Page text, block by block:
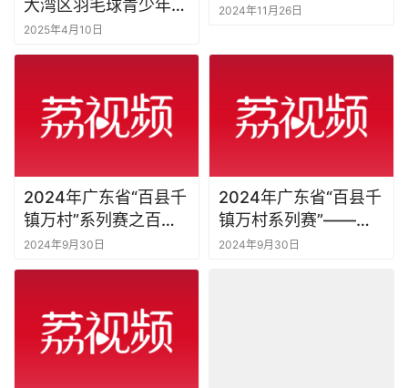
大湾区羽毛球青少年成
长公益培训活动——常
态化训练营圆满结营！
2025年4月10日
总决赛来了
2024年11月26日
2024年广东省“百县千
镇万村”系列赛之百县
羽毛球赛东莞市东城街
道羽毛球公开赛圆满结
2024年9月30日
2024年广东省“百县千
镇万村系列赛”——百
县羽毛球汕头市级赛圆
2024年9月30日